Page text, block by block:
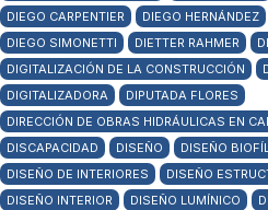
DIEGO CARPENTIER
DIEGO HERNÁNDEZ
DIEGO SIMONETTI
DIETTER RAHMER
DIGITALIZACIÓN DE LA CONSTRUCCIÓN
DIGITALIZADORA
DIPUTADA FLORES
DIRECCIÓN DE OBRAS HIDRÁULICAS EN
DISCAPACIDAD
DISEÑO DISEÑO
DISEÑO DE INTERIORES
DISEÑO
DISEÑO INTERIOR
DISEÑO LUMÍNICO